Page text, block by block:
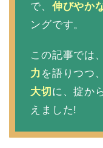
で、 伸びやか
ングです。
この記事では
力 を語りつつ
大切 に、掟か
えました!